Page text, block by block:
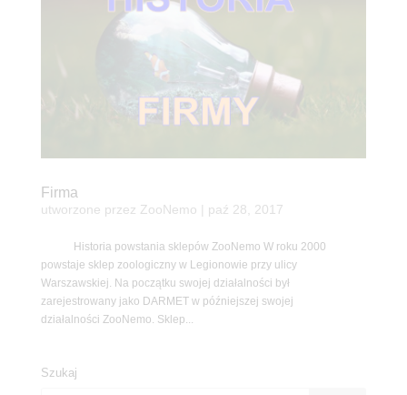
Firma
utworzone przez ZooNemo paź 28, 2017
Historia powstania sklepów ZooNemo W roku 2000
powstaje sklep zoologiczny w Legionowie przy ulicy
Warszawskiej. Na początku swojej działalności był
zarejestrowany jako DARMET w późniejszej swojej
działalności ZooNemo. Sklep...
Szukaj